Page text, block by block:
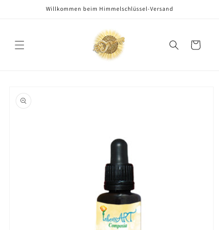
Willkommen beim Himmelschlüssel-Versand
Warenkorb